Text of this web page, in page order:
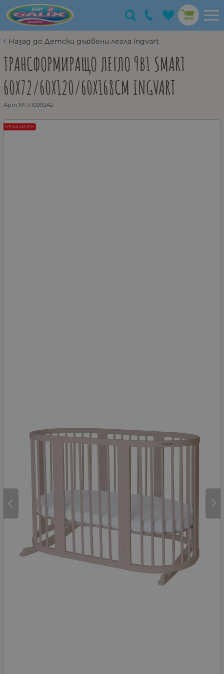
Назад до Детски дървени легла Ingvart
ТРАНСФОРМИРАЩО ЛЕГЛО 9В1 SMART
60X72/60X120/60X168СМ INGVART
Арт.№: I-1099242
НЕНАЛИЧЕН